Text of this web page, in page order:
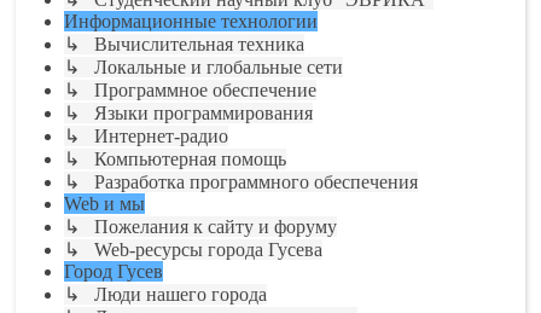
Информационные технологии
↳ Вычислительная техника
↳ Локальные и глобальные сети
↳ Программное обеспечение
↳ Языки программирования
↳ Интернет-радио
↳ Компьютерная помощь
↳ Разработка программного обеспечения
Web и мы
↳ Пожелания к сайту и форуму
↳ Web-ресурсы города Гусева
Город Гусев
↳ Люди нашего города